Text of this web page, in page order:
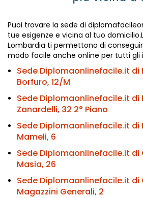
Puoi trovare la sede di
tue esigenze e vicina al tuo
Lombardia ti permettono di
modo facile anche online per tutti gli
Sede Diplomaonlinefacile.it di
Borfuro, 12/M
Sede Diplomaonlinefacile.it di
Zanardelli, 32 2° Piano
Sede Diplomaonlinefacile.it di
Mameli, 6
Sede Diplomaonlinefacile.it di
Masia, 26
Sede Diplomaonlinefacile.it di
Magazzini Generali, 2